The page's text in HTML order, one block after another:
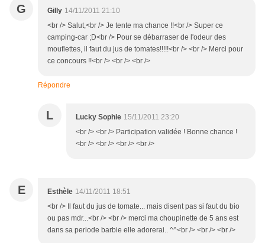
G Gilly 14/11/2011 21:10
<br /> Salut,<br /> Je tente ma chance !!<br /> Super ce
camping-car ;D<br /> Pour se débarraser de l'odeur des
mouflettes, il faut du jus de tomates!!!!!<br /> <br /> Merci pour
ce concours !!<br /> <br /> <br />
Répondre
L Lucky Sophie 15/11/2011 23:20
<br /> <br /> Participation validée ! Bonne chance !
<br /> <br /> <br /> <br />
E Esthèle 14/11/2011 18:51
<br /> Il faut du jus de tomate... mais disent pas si faut du bio
ou pas mdr...<br /> <br /> merci ma choupinette de 5 ans est
dans sa periode barbie elle adorerai.. ^^<br /> <br /> <br />